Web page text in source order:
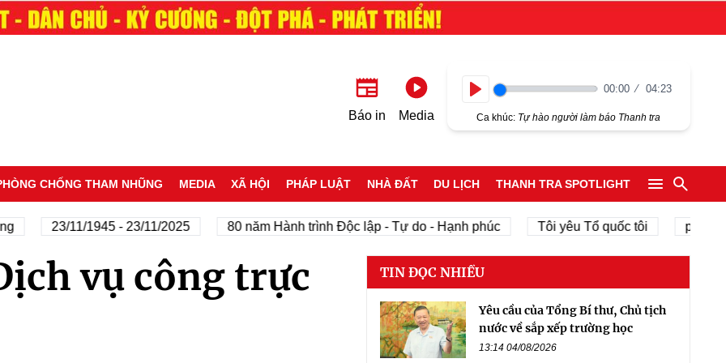
Báo in Media
00:00 04:23
Ca khúc: Tự hào người làm báo Thanh tra
CHỐNG THAM NHŨNG MEDIA XÃ HỘI PHÁP LUẬT NHÀ ĐẤT DU LỊCH THANH TRA SPOTLIGHT
23/11/1945 - 23/11/2025 80 năm Hành trình Độc lập - Tự do - Hạnh phúc Tôi yêu Tổ quốc tôi phát
vụ công trực
TIN ĐỌC NHIỀU
Yêu cầu của Tổng Bí thư, Chủ tịch
nước về sắp xếp trường học
13:14 04/08/2026